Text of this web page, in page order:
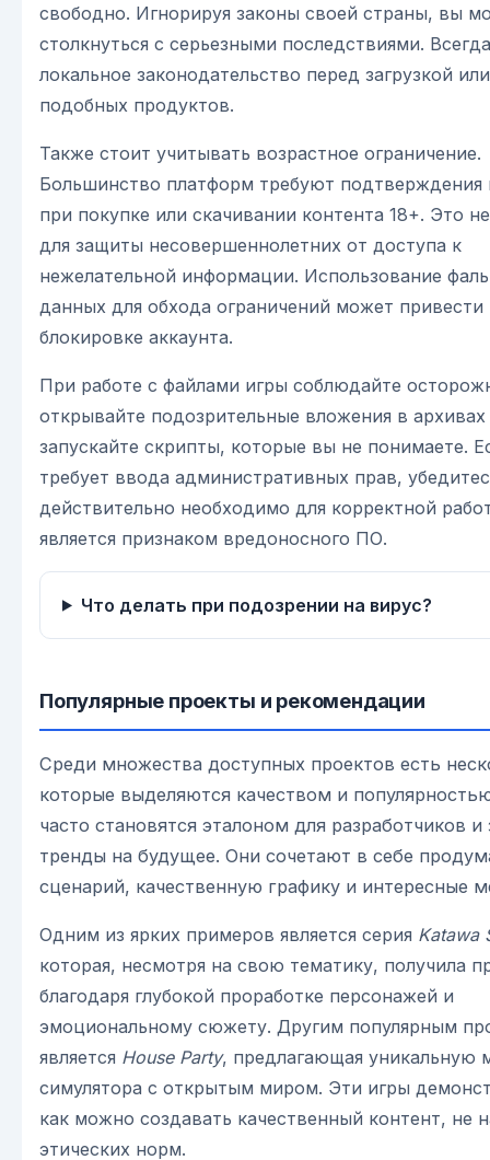
свободно. Игнорируя законы своей страны, вы
столкнуться с серьезными последствиями.
локальное законодательство перед загрузкой
подобных продуктов.
Также стоит учитывать возрастное ограничение.
Большинство платформ требуют подтверждения
при покупке или скачивании контента 18+. Это
для защиты несовершеннолетних от доступа к
нежелательной информации. Использование
данных для обхода ограничений может привести
блокировке аккаунта.
При работе с файлами игры соблюдайте
открывайте подозрительные вложения в
запускайте скрипты, которые вы не понимаете.
требует ввода административных прав,
действительно необходимо для корректной
является признаком вредоносного ПО.
Что делать при подозрении на вирус?
Популярные проекты и рекомендации
Среди множества доступных проектов есть
которые выделяются качеством и
часто становятся эталоном для разработчиков
тренды на будущее. Они сочетают в себе
сценарий, качественную графику и интересные
Одним из ярких примеров является серия Katawa
которая, несмотря на свою тематику, получила
благодаря глубокой проработке персонажей и
эмоциональному сюжету. Другим популярным
является House Party, предлагающая уникальную
симулятора с открытым миром. Эти игры
как можно создавать качественный контент, не
этических норм.